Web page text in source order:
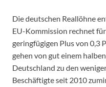
Die deutschen Reallöhne
EU-Kommission rechnet
geringfügigen Plus von 0,3
gehen von gut einem
Deutschland zu den
Beschäftigte seit 2010